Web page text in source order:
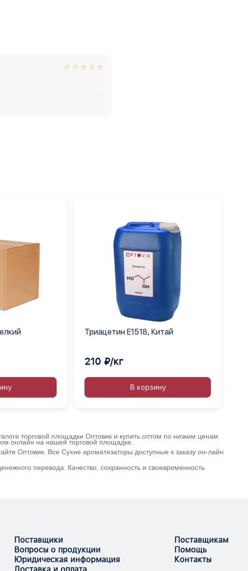
Триацетин E1518, Китай
210 ₽/кг
В корзину
торговой площадки Оптовик и купить оптом по низким ценам.
онлайн на нашей торговой площадке.
Оптовик. Все Сухие ароматизаторы доступные к заказу он-лайн
перевода. Качество, сохранность и своевременность
Поставщики
Вопросы о продукции
Юридическая информация
Поставщикам
Помощь
Контакты